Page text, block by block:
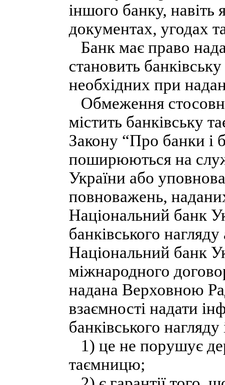
іншого банку, навіть
документах, угодах
Банк має право
становить
необхідних при
Обмеження
містить банківську
Закону “Про банки і
поширюються на
України або
повноважень,
Національний банк
банківського
Національний банк
міжнародного
надана Верховною
взаємності надати
банківського
1) це не порушує
таємницю;